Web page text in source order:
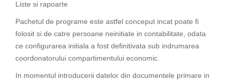
Liste si rapoarte
Pachetul de programe este astfel conceput incat poate fi
folosit si de catre persoane neinitiate in contabilitate, odata
ce configurarea initiala a fost definitivata sub indrumarea
coordonatorului compartimentului economic.
In momentul introducerii datelor din documentele primare in